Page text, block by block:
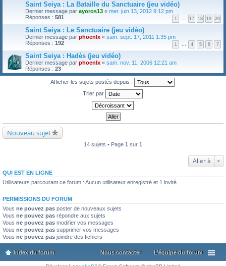
Saint Seiya : La Bataille du Sanctuaire (jeu vidéo)
Dernier message par ayoros13 « mer. juin 13, 2012 9:12 pm
Réponses : 581 1 … 17 18 19 20
Saint Seiya : Le Sanctuaire (jeu vidéo)
Dernier message par phoenlx « sam. sept. 17, 2011 1:35 pm
Réponses : 192 1 … 4 5 6 7
Saint Seiya : Hadès (jeu vidéo)
Dernier message par phoenlx « sam. nov. 11, 2006 12:21 am
Réponses : 23
Afficher les sujets postés depuis :
Trier par
Nouveau sujet
14 sujets • Page 1 sur 1
Aller à
QUI EST EN LIGNE
Utilisateurs parcourant ce forum : Aucun utilisateur enregistré et 1 invité
PERMISSIONS DU FORUM
Vous ne pouvez pas poster de nouveaux sujets
Vous ne pouvez pas répondre aux sujets
Vous ne pouvez pas modifier vos messages
Vous ne pouvez pas supprimer vos messages
Vous ne pouvez pas joindre des fichiers
Index du forum L’équipe du forum
Nous contacter